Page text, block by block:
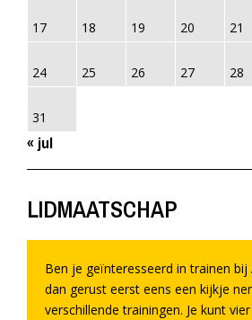
17 18 19 20 21
24 25 26 27 28
31
« jul
LIDMAATSCHAP
Ben je geïnteresseerd in trainen bij
dan gerust eerst eens een kijkje
verschillende trainingen. Je kunt